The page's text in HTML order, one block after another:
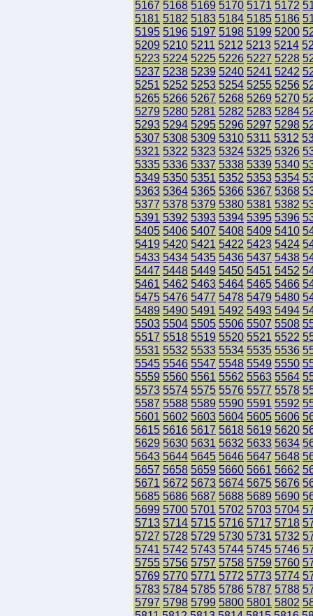
5167 5168 5169 5170 5171 5172
5181 5182 5183 5184 5185 5186
5195 5196 5197 5198 5199 5200
5209 5210 5211 5212 5213 5214
5223 5224 5225 5226 5227 5228
5237 5238 5239 5240 5241 5242
5251 5252 5253 5254 5255 5256
5265 5266 5267 5268 5269 5270
5279 5280 5281 5282 5283 5284
5293 5294 5295 5296 5297 5298
5307 5308 5309 5310 5311 5312
5321 5322 5323 5324 5325 5326
5335 5336 5337 5338 5339 5340
5349 5350 5351 5352 5353 5354
5363 5364 5365 5366 5367 5368
5377 5378 5379 5380 5381 5382
5391 5392 5393 5394 5395 5396
5405 5406 5407 5408 5409 5410
5419 5420 5421 5422 5423 5424
5433 5434 5435 5436 5437 5438
5447 5448 5449 5450 5451 5452
5461 5462 5463 5464 5465 5466
5475 5476 5477 5478 5479 5480
5489 5490 5491 5492 5493 5494
5503 5504 5505 5506 5507 5508
5517 5518 5519 5520 5521 5522
5531 5532 5533 5534 5535 5536
5545 5546 5547 5548 5549 5550
5559 5560 5561 5562 5563 5564
5573 5574 5575 5576 5577 5578
5587 5588 5589 5590 5591 5592
5601 5602 5603 5604 5605 5606
5615 5616 5617 5618 5619 5620
5629 5630 5631 5632 5633 5634
5643 5644 5645 5646 5647 5648
5657 5658 5659 5660 5661 5662
5671 5672 5673 5674 5675 5676
5685 5686 5687 5688 5689 5690
5699 5700 5701 5702 5703 5704
5713 5714 5715 5716 5717 5718
5727 5728 5729 5730 5731 5732
5741 5742 5743 5744 5745 5746
5755 5756 5757 5758 5759 5760
5769 5770 5771 5772 5773 5774
5783 5784 5785 5786 5787 5788
5797 5798 5799 5800 5801 5802